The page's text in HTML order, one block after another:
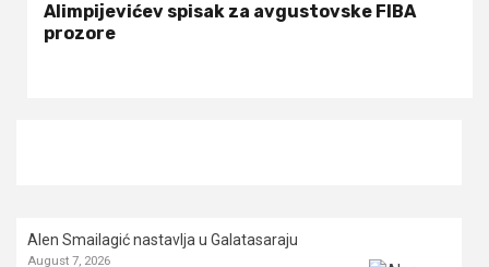
Alimpijevićev spisak za avgustovske FIBA
prozore
Alen Smailagić nastavlja u Galatasaraju
August 7, 2026